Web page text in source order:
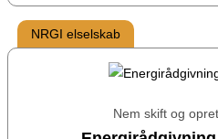
NRGI elselskab
Nem skift og